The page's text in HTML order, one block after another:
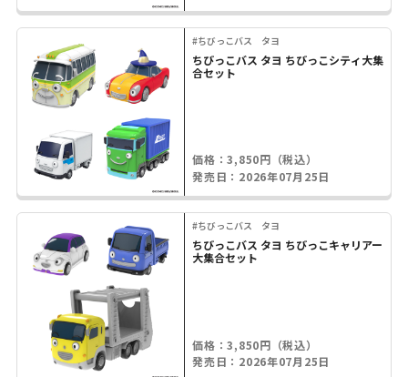
#ちびっこバス タヨ
ちびっこバス タヨ ちびっこシティ大集
合セット
価格：3,850円（税込）
発売日：2026年07月25日
#ちびっこバス タヨ
ちびっこバス タヨ ちびっこキャリアー
大集合セット
価格：3,850円（税込）
発売日：2026年07月25日